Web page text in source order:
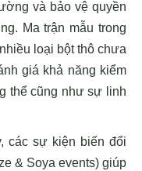
và bảo vệ quyền
Ma trận mẫu trong
loại bột thô chưa
giá khả năng kiểm
thể cũng như sự linh
các sự kiện biến đổi
& Soya events) giúp